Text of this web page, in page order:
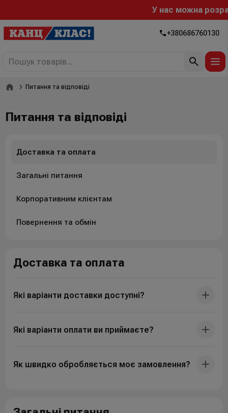
У нас можна
+380686760130
Питання та відповіді
Питання та відповіді
Доставка та оплата
Які варіанти доставки доступні?
Які варіанти оплати ви приймаєте?
Як швидко обробляється моє замовлення?
Доставка та оплата
Загальні питання
Корпоративним клієнтам
Повернення та обмін